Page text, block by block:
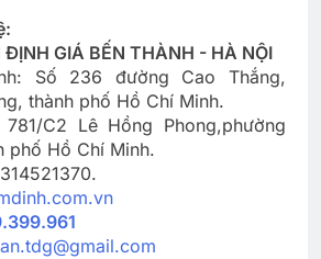
GIÁ BẾN THÀNH - HÀ NỘI
Số 236 đường Cao Thắng,
thành phố Hồ Chí Minh.
C2 Lê Hồng Phong,phường
phố Hồ Chí Minh.